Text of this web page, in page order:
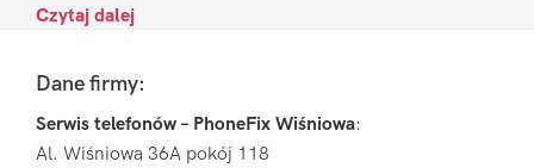
Czytaj dalej
FooterDane firmy:
Serwis telefonów – PhoneFix Wiśniowa:
Al. Wiśniowa 36A pokój 118